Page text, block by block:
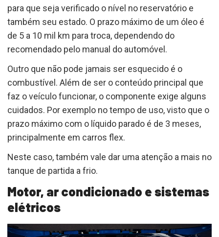
para que seja verificado o nível no reservatório e
também seu estado. O prazo máximo de um óleo é
de 5 a 10 mil km para troca, dependendo do
recomendado pelo manual do automóvel.
Outro que não pode jamais ser esquecido é o
combustível. Além de ser o conteúdo principal que
faz o veículo funcionar, o componente exige alguns
cuidados. Por exemplo no tempo de uso, visto que o
prazo máximo com o líquido parado é de 3 meses,
principalmente em carros flex.
Neste caso, também vale dar uma atenção a mais no
tanque de partida a frio.
Motor, ar condicionado e sistemas
elétricos